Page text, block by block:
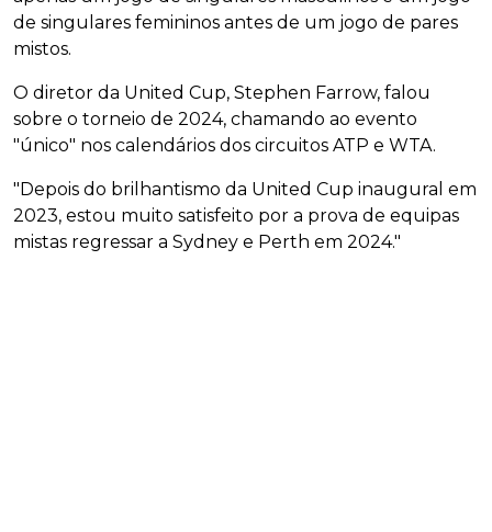
de singulares femininos antes de um jogo de pares
mistos.
O diretor da United Cup, Stephen Farrow, falou
sobre o torneio de 2024, chamando ao evento
"único" nos calendários dos circuitos ATP e WTA.
"Depois do brilhantismo da United Cup inaugural em
2023, estou muito satisfeito por a prova de equipas
mistas regressar a Sydney e Perth em 2024."